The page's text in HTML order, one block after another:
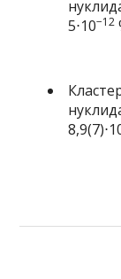
5⋅10−12